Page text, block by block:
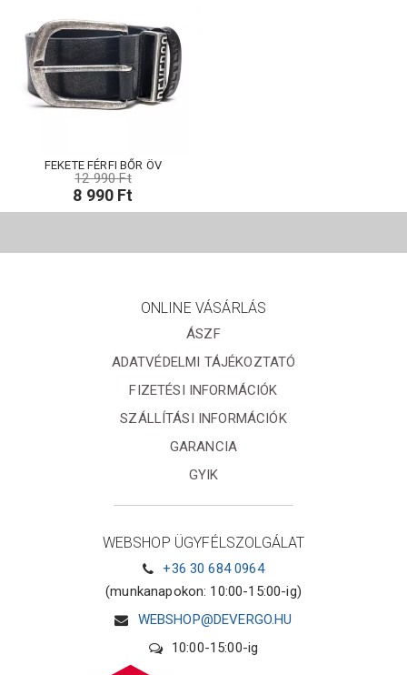
FEKETE FÉRFI BŐR ÖV
12 990 Ft
8 990 Ft
ONLINE VÁSÁRLÁS
ÁSZF
ADATVÉDELMI TÁJÉKOZTATÓ
FIZETÉSI INFORMÁCIÓK
SZÁLLÍTÁSI INFORMÁCIÓK
GARANCIA
GYIK
WEBSHOP ÜGYFÉLSZOLGÁLAT
+36 30 684 0964
(munkanapokon: 10:00-15:00-ig)
WEBSHOP@DEVERGO.HU
10:00-15:00-ig